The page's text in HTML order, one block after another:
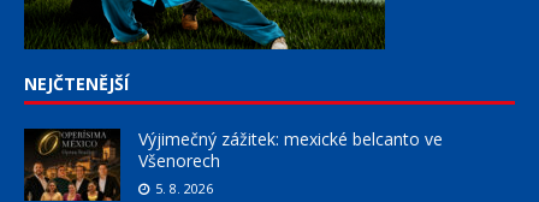
NEJČTENĚJŠÍ
Výjimečný zážitek: mexické belcanto ve
Všenorech
5. 8. 2026